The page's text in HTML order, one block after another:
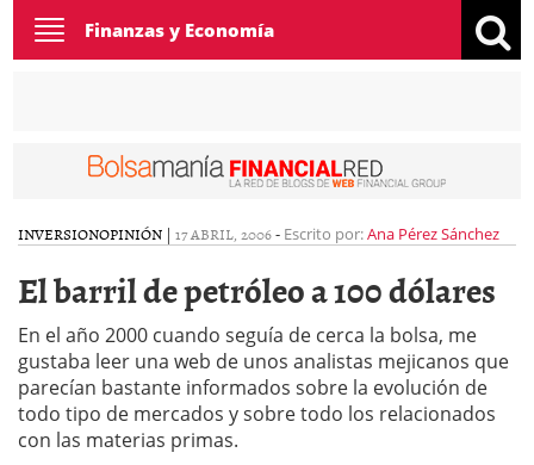
Toggle
navigation
Finanzas y Economía
INVERSIONOPINIÓN | 17 ABRIL, 2006- Escrito por:Ana Pérez Sánchez
El barril de petróleo a 100 dólares
En el año 2000 cuando seguía de cerca la bolsa, me
gustaba leer una web de unos analistas mejicanos que
parecían bastante informados sobre la evolución de
todo tipo de mercados y sobre todo los relacionados
con las materias primas.